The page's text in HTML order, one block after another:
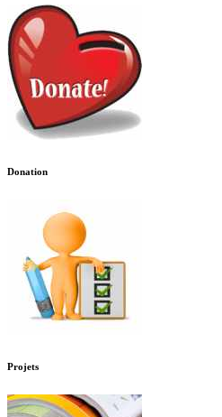
Donation
Projets